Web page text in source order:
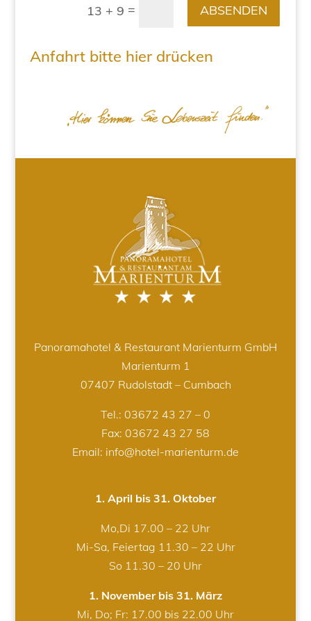
13 + 9 = ABSENDEN
Anfahrt bitte hier drücken
Panoramahotel & Restaurant Marienturm GmbH
Marienturm 1
07407 Rudolstadt – Cumbach
Tel.: 03672 43 27 – 0
Fax: 03672 43 27 58
Email: info@hotel-marienturm.de
1. April bis 31. Oktober
Mo,Di 17.00 – 22 Uhr
Mi-Sa, Feiertag 11.30 – 22 Uhr
So 11.30 – 20 Uhr
1. November bis 31. März
Mi, Do; Fr: 17.00 bis 22.00 Uhr